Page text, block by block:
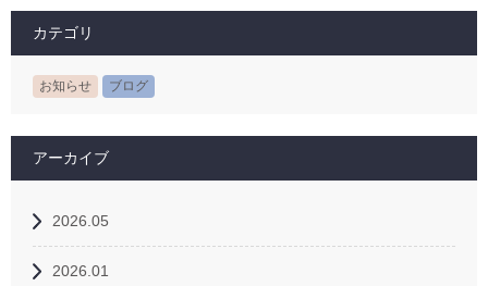
カテゴリ
お知らせ ブログ
アーカイブ
2026.05
2026.01